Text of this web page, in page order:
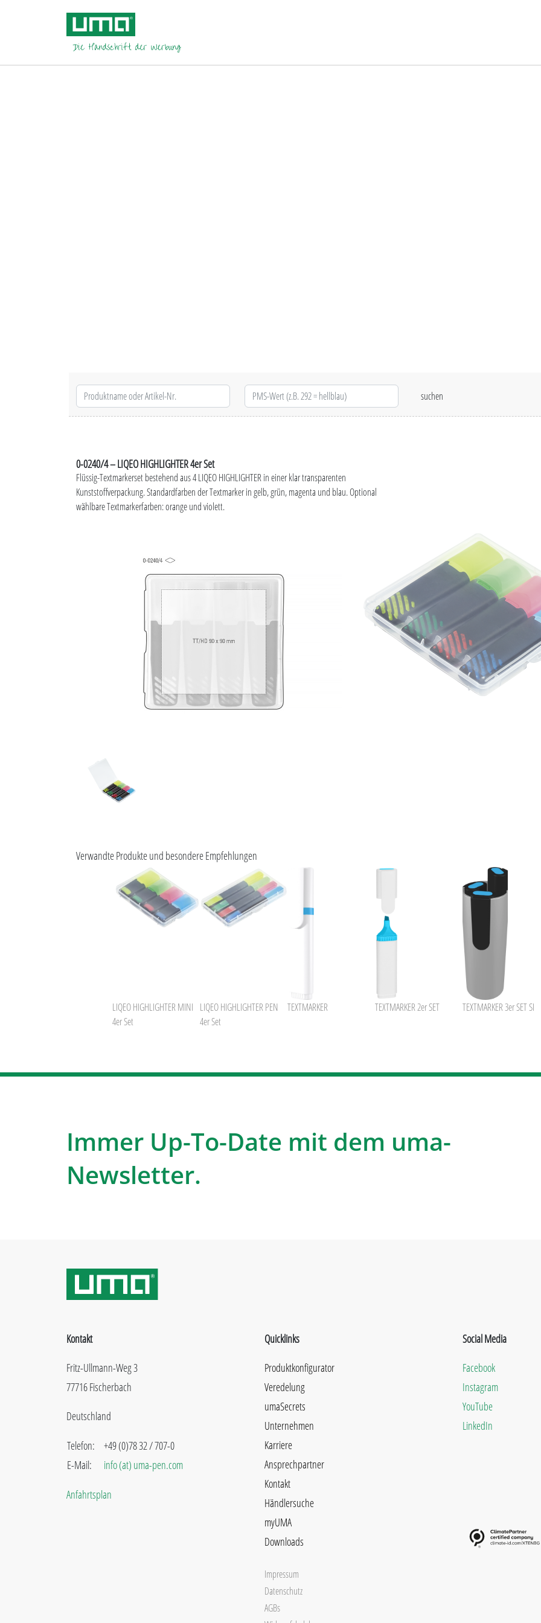
0-0240/4 – LIQEO HIGHLIGHTER 4er Set
Flüssig-Textmarkerset bestehend aus 4 LIQEO HIGHLIGHTER in einer klar transparenten
Kunststoffverpackung. Standardfarben der Textmarker in gelb, grün, magenta und blau. Optional
wählbare Textmarkerfarben: orange und violett.
Verwandte Produkte und besondere Empfehlungen
LIQEO HIGHLIGHTER MINI
4er Set
LIQEO HIGHLIGHTER PEN
4er Set
TEXTMARKER TEXTMARKER 2er SET TEXTMARKER 3er SET SI
Immer Up-To-Date mit dem uma-
Newsletter.
Kontakt
Fritz-Ullmann-Weg 3
77716 Fischerbach
Deutschland
Telefon:
E-Mail:
+49 (0)78 32 / 707-0
info (at) uma-pen.com
Anfahrtsplan
Quicklinks
Produktkonfigurator
Veredelung
umaSecrets
Unternehmen
Karriere
Ansprechpartner
Kontakt
Händlersuche
myUMA
Downloads
Impressum
Datenschutz
AGBs
Social Media
Facebook
Instagram
YouTube
LinkedIn